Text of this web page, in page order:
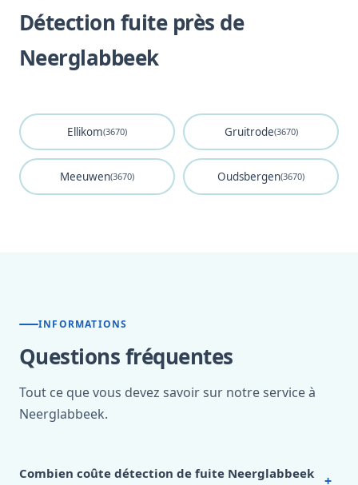
Détection fuite près de
Neerglabbeek
Ellikom(3670) Gruitrode(3670)
Meeuwen(3670) Oudsbergen(3670)
INFORMATIONS
Questions fréquentes
Tout ce que vous devez savoir sur notre service à
Neerglabbeek.
Combien coûte détection de fuite Neerglabbeek
+